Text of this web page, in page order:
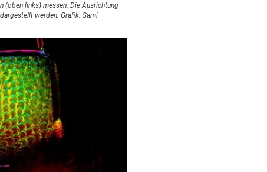
(oben links) messen. Die Ausrichtung
werden. Grafik: Sami